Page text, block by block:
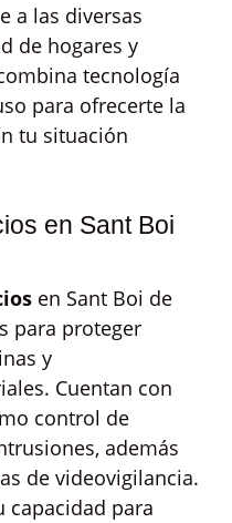
a las diversas
de hogares y
tecnología
para ofrecerte la
tu situación
en Sant Boi
en Sant Boi de
para proteger
y
Cuentan con
control de
además
de videovigilancia.
capacidad para